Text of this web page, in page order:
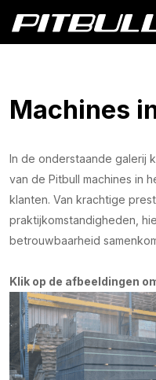
Machines
In de onderstaande galerij
van de Pitbull machines in
klanten. Van krachtige
praktijkomstandigheden,
betrouwbaarheid
Klik op de afbeeldingen